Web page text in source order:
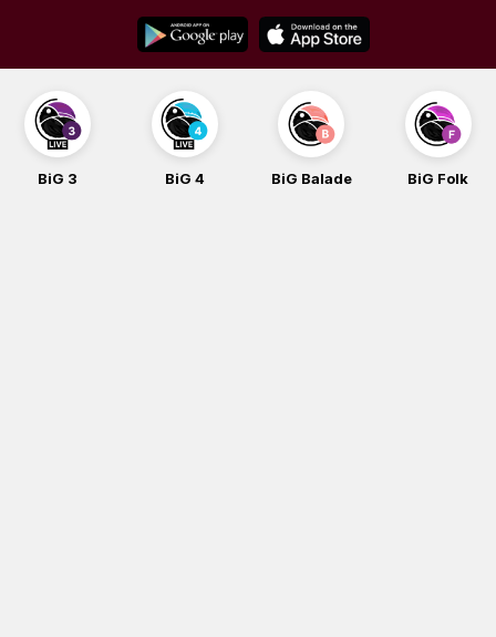
content
BiG 3 BiG 4 BiG Balade BiG Folk